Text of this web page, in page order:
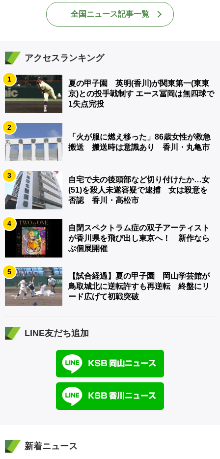
全国ニュース記事一覧
アクセスランキング
1
夏の甲子園 英明(香川)が関東第一(東東
京)との投手戦制す エース冨岡は無四球で
1失点完投
2
「火が服に燃え移った」86歳女性が救急
搬送 搬送時は意識あり 香川・丸亀市
3
自宅で夫の後頭部など切り付けたか…女
(51)を殺人未遂容疑で逮捕 女は殺意を
否認 香川・高松市
4
自閉スペクトラム症の双子アーティスト
が香川県を飛び出し東京へ！ 新作なら
ぶ個展開催
5
【試合経過】夏の甲子園 岡山学芸館が
鳥取城北に逆転許すも再逆転 終盤にリ
ード広げて初戦突破
LINE友だち追加
新着ニュース